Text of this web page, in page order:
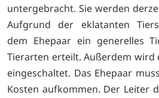
untergebracht. Sie werden
Aufgrund der eklatanten
dem Ehepaar ein generelles
Tierarten erteilt. Außerdem wird
eingeschaltet. Das Ehepaar
Kosten aufkommen. Der Leiter